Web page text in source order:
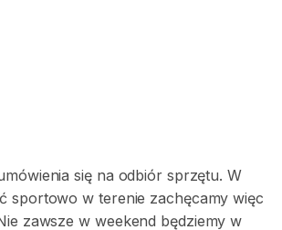
się na odbiór sprzętu. W
sportowo w terenie zachęcamy więc
zawsze w weekend będziemy w